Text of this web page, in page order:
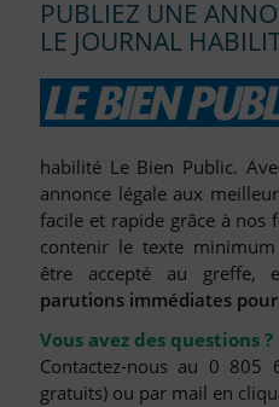
Tarif et Prix d'une Annonce
Journaux Habilités (JAL)
Départements pour la
Liste des CCI
Le Blog pour les Entreprises
Nous Contacter
Compte PRO
PUBLIEZ UNE
LE JOURNAL
habilité Le Bien Public.
annonce légale aux
facile et rapide grâce à
contenir le texte
être accepté au greffe,
parutions immédiates
Vous avez des questions ?
Contactez-nous au 0 805
gratuits) ou par mail en